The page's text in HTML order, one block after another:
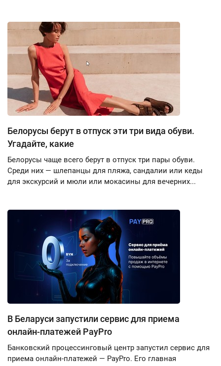
Белорусы берут в отпуск эти три вида обуви.
Угадайте, какие
Белорусы чаще всего берут в отпуск три пары обуви.
Среди них — шлепанцы для пляжа, сандалии или кеды
для экскурсий и мюли или мокасины для вечерних...
В Беларуси запустили сервис для приема
онлайн-платежей PayPro
Банковский процессинговый центр запустил сервис для
приема онлайн-платежей — PayPro. Его главная